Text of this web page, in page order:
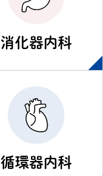
消化器内科
循環器内科